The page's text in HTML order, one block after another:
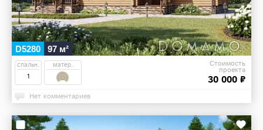
D5280 97 м²
спальн.
1
матер. Стоимость
проекта
30 000 ₽
Нет комментариев